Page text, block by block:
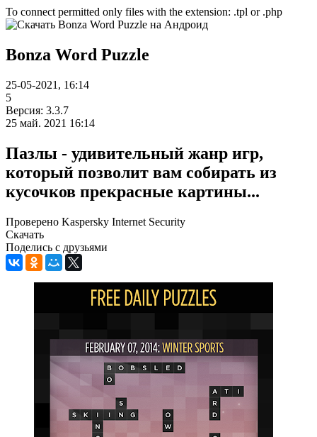
To connect permitted only files with the extension: .tpl or .php
Bonza Word Puzzle
25-05-2021, 16:14
5
Версия: 3.3.7
25 май. 2021 16:14
Пазлы - удивительный жанр игр,
который позволит вам собирать из
кусочков прекрасные картины...
Проверено Kaspersky Internet Security
Скачать
Поделись с друзьями